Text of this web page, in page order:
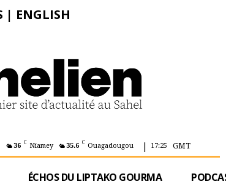
| ENGLISH
36 C Niamey 35.6 C Ouagadougou | 17:25 GMT
ÉCHOS DU LIPTAKO GOURMA